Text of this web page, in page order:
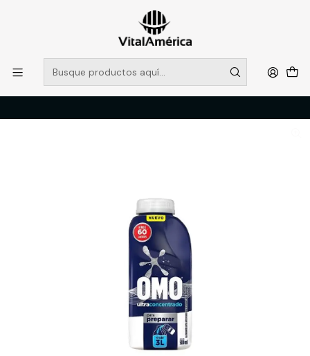
POR SISTEMA FRONTAL SOLO RETIROS EN TIENDA, DESDE
MUCHAS GRACIAS +569 5956 2237
Leer más
Inicio Catálogo
LIMPIEZA E HIGENE INDUSTRIAL
PRODUCTOS DE LIMPIEZA
DETERGENTE OMO PARA DILUIR 3 LTS